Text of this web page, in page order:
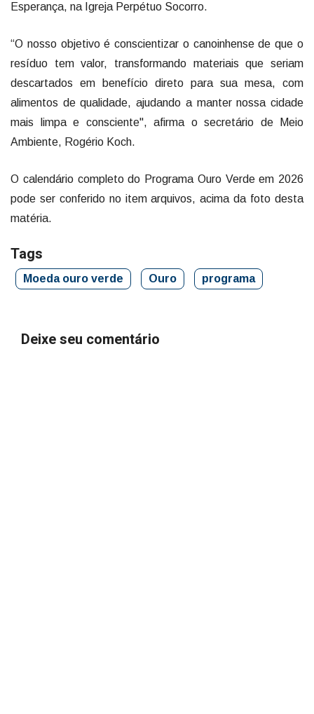
Esperança, na Igreja Perpétuo Socorro.
“O nosso objetivo é conscientizar o canoinhense de que o
resíduo tem valor, transformando materiais que seriam
descartados em benefício direto para sua mesa, com
alimentos de qualidade, ajudando a manter nossa cidade
mais limpa e consciente", afirma o secretário de Meio
Ambiente, Rogério Koch.
O calendário completo do Programa Ouro Verde em 2026
pode ser conferido no item arquivos, acima da foto desta
matéria.
Tags
Moeda ouro verde Ouro programa
Deixe seu comentário